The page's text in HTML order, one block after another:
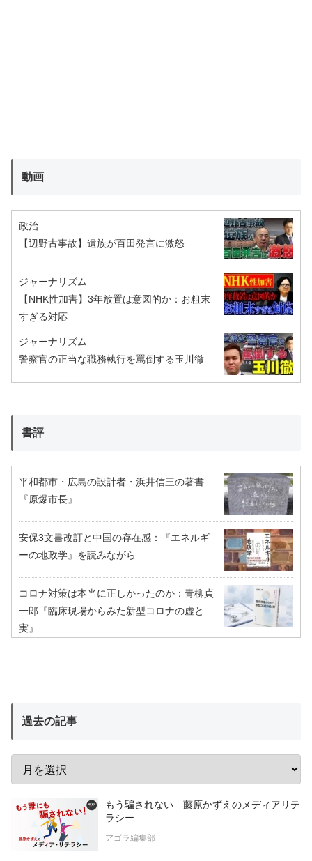
動画
政治
【辺野古事故】遺族が百田発言に激怒
ジャーナリズム
【NHK性加害】3年放置は意図的か：お粗末
すぎる対応
ジャーナリズム
警察官の正当な職務執行を罵倒する玉川徹
書評
平和都市・広島の設計者・浜井信三の著書
『原爆市長』
安保3文書改訂と中国の存在感：『エネルギ
ーの地政学』を読みながら
コロナ対策は本当に正しかったのか：青柳貞
一郎『臨床現場からみた新型コロナの虚と
実』
過去の記事
もう騙されない 藤原かずえのメディアリテ
ラシー
アゴラ編集部